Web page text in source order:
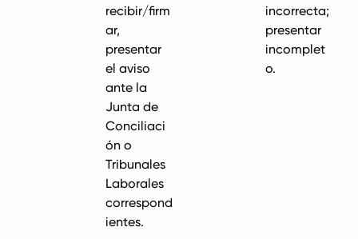
recibir/firm
ar,
presentar
el aviso
ante la
Junta de
Conciliaci
ón o
Tribunales
Laborales
correspond
ientes.
incorrecta;
presentar
incomplet
o.